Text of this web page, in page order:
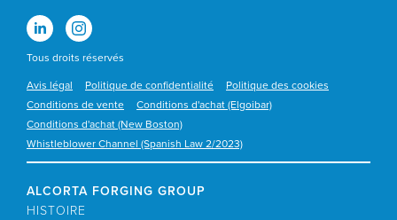
Tous droits réservés
Avis légal Politique de confidentialité
Politique des cookies
Conditions de vente
Conditions d'achat (Elgoibar)
Conditions d'achat (New Boston)
Whistleblower Channel (Spanish Law 2/2023)
ALCORTA FORGING GROUP
HISTOIRE